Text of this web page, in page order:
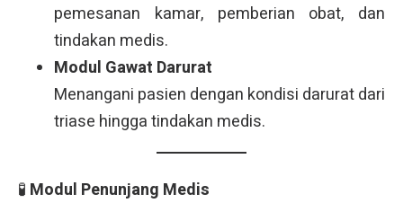
pemesanan kamar, pemberian obat, dan
tindakan medis.
Modul Gawat Darurat
Menangani pasien dengan kondisi darurat dari
triase hingga tindakan medis.
🧪 Modul Penunjang Medis